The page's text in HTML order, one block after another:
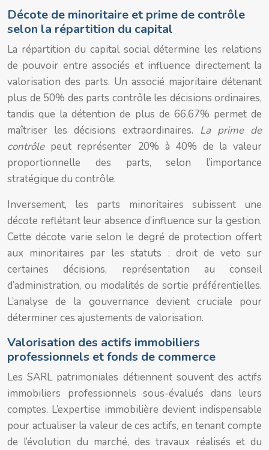
Décote de minoritaire et prime de contrôle
selon la répartition du capital
La répartition du capital social détermine les relations
de pouvoir entre associés et influence directement la
valorisation des parts. Un associé majoritaire détenant
plus de 50% des parts contrôle les décisions ordinaires,
tandis que la détention de plus de 66,67% permet de
maîtriser les décisions extraordinaires. La prime de
contrôle peut représenter 20% à 40% de la valeur
proportionnelle des parts, selon l’importance
stratégique du contrôle.
Inversement, les parts minoritaires subissent une
décote reflétant leur absence d’influence sur la gestion.
Cette décote varie selon le degré de protection offert
aux minoritaires par les statuts : droit de veto sur
certaines décisions, représentation au conseil
d’administration, ou modalités de sortie préférentielles.
L’analyse de la gouvernance devient cruciale pour
déterminer ces ajustements de valorisation.
Valorisation des actifs immobiliers
professionnels et fonds de commerce
Les SARL patrimoniales détiennent souvent des actifs
immobiliers professionnels sous-évalués dans leurs
comptes. L’expertise immobilière devient indispensable
pour actualiser la valeur de ces actifs, en tenant compte
de l’évolution du marché, des travaux réalisés et du